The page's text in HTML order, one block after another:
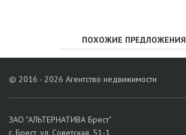
ПОХОЖИЕ ПРЕДЛОЖЕНИЯ
© 2016 - 2026 Агентство недвижимости
ЗАО "АЛЬТЕРНАТИВА Брест"